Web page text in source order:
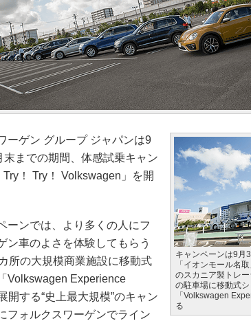
キャンペーンは9月
「イオンモール名
のスカニア製トレ
の駐車場に移動式
「Volkswagen
る
ーゲン グループ ジャパンは9
末までの期間、体感試乗キャン
！ Try！ Volkswagen」を開
ーンでは、より多くの人にフ
ン車のよさを体験してもらう
所の大規模商業施設に移動式
Volkswagen Experience
開する“史上最大規模”のキャン
フォルクスワーゲンでライン